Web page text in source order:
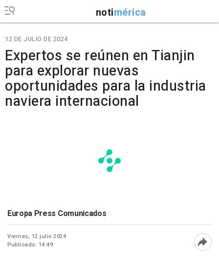
notimérica
12 DE JULIO DE 2024
Expertos se reúnen en Tianjin
para explorar nuevas
oportunidades para la industria
naviera internacional
Europa Press Comunicados
Viernes, 12 julio 2024
Publicado: 14:49